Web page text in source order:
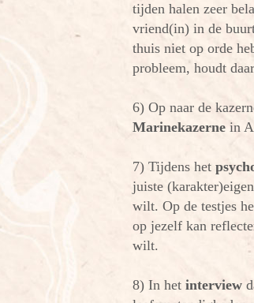
tijden halen zeer
vriend(in) in de
thuis niet op orde
probleem, houdt
6) Op naar de
Marinekazerne in
7) Tijdens het
juiste
wilt. Op de testjes
op jezelf kan
wilt.
8) In het interview